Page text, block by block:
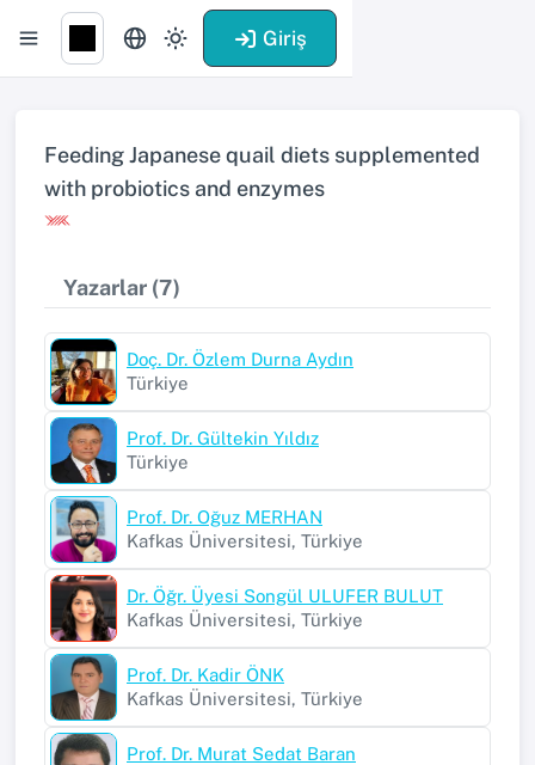
Giriş
Feeding Japanese quail diets supplemented
with probiotics and enzymes
Yazarlar (7)
Doç. Dr. Özlem Durna Aydın
Türkiye
Prof. Dr. Gültekin Yıldız
Türkiye
Prof. Dr. Oğuz MERHAN
Kafkas Üniversitesi, Türkiye
Dr. Öğr. Üyesi Songül ULUFER BULUT
Kafkas Üniversitesi, Türkiye
Prof. Dr. Kadir ÖNK
Kafkas Üniversitesi, Türkiye
Prof. Dr. Murat Sedat Baran